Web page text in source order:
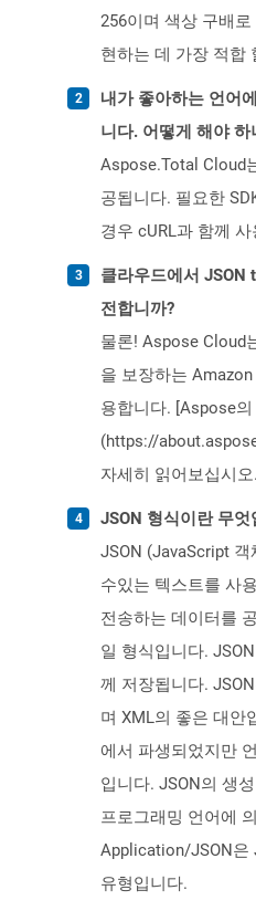
256이며 색상 구배
현하는 데 가장 적합
내가 좋아하는 언어
니다. 어떻게 해야 하
Aspose.Total Cloud
공됩니다. 필요한
경우 cURL과 함께
클라우드에서 JSON
전합니까?
물론! Aspose Cloud
을 보장하는
용합니다. [Aspose의
(https://
자세히 읽어보십시오.
JSON 형식이란 무엇
JSON (JavaScript
수있는 텍스트를 사
전송하는 데이터를
일 형식입니다.
께 저장됩니다.
며 XML의 좋은 대안
에서 파생되었지만
입니다. JSON의 생
프로그래밍 언어에
Application/JSON은
유형입니다.